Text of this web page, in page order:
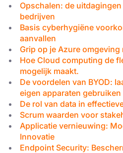
Opschalen: de
bedrijven
Basis cyberhygiëne
aanvallen
Grip op je Azure
Hoe Cloud computing de
mogelijk maakt.
De voordelen van BYOD:
eigen apparaten gebruiken
De rol van data in
Scrum waarden voor
Applicatie vernieuwing:
Innovatie
Endpoint Security: